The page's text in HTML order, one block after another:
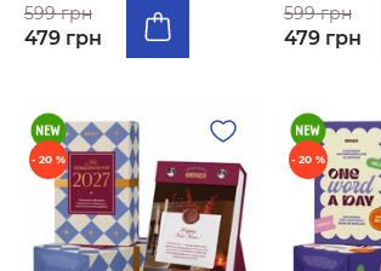
599 грн
479 грн
599 грн
479 грн
- 20 % - 20 %